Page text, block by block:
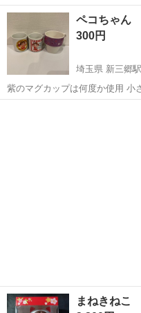
神奈川 綾瀬市
ペコちゃん
300円
埼玉県 新三郷駅
紫のマグカップは何度か使用 小
まねきねこ